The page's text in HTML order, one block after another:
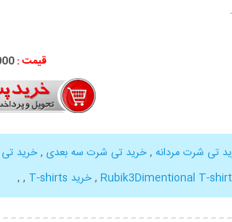
قیمت :
تی شرت مردانه ,خرید تی شرت سه بعدی ,خرید
Rubik3Dimentional T-
,خرید T-shirts ,
,